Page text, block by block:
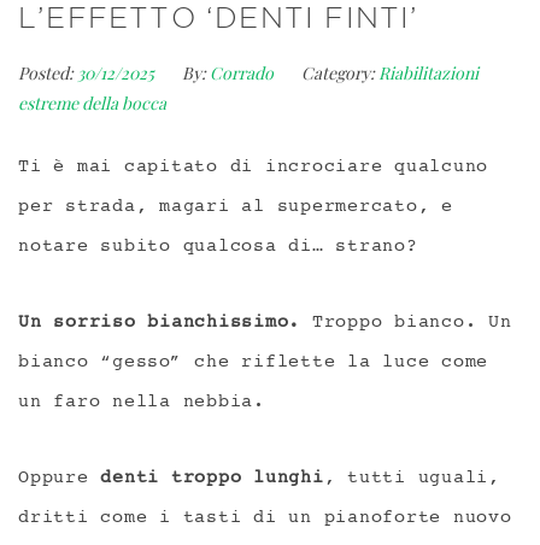
L’EFFETTO ‘DENTI FINTI’
Posted: 30/12/2025 By: Corrado Category:Riabilitazioni
estreme della bocca
Ti è mai capitato di incrociare qualcuno
per strada, magari al supermercato, e
notare subito qualcosa di… strano?
Un sorriso bianchissimo.
Troppo bianco. Un
bianco “gesso” che riflette la luce come
un faro nella nebbia.
Oppuredenti troppo lunghi, tutti uguali,
dritti come i tasti di un pianoforte nuovo